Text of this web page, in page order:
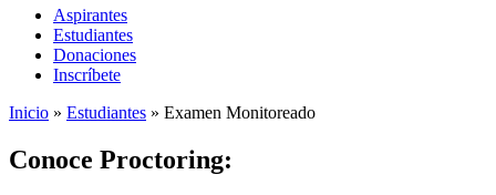
Aspirantes
Estudiantes
Donaciones
Inscríbete
Inicio » Estudiantes » Examen Monitoreado
Conoce Proctoring: